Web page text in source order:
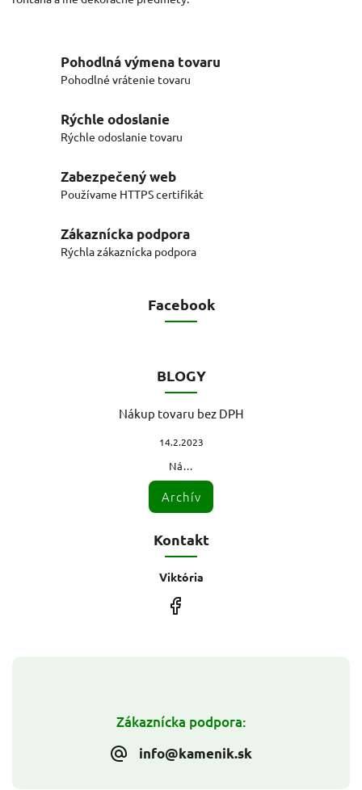
Pohodlná výmena tovaru
Pohodlné vrátenie tovaru
Rýchle odoslanie
Rýchle odoslanie tovaru
Zabezpečený web
Používame HTTPS certifikát
Zákaznícka podpora
Rýchla zákaznícka podpora
Zákaznícka podpora:
info@kamenik.sk
Facebook
BLOGY
Nákup tovaru bez DPH
14.2.2023
Ná...
Archív
Kontakt
Viktória